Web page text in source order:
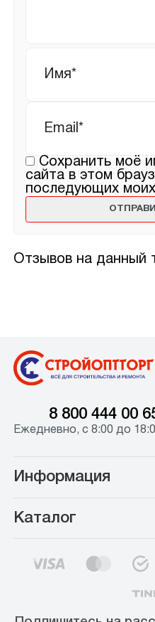
Отзывов на данный
Сохранить моё
сайта в этом
последующих
8 800 444 00
Ежедневно, с 8:00 до
Информация
Каталог